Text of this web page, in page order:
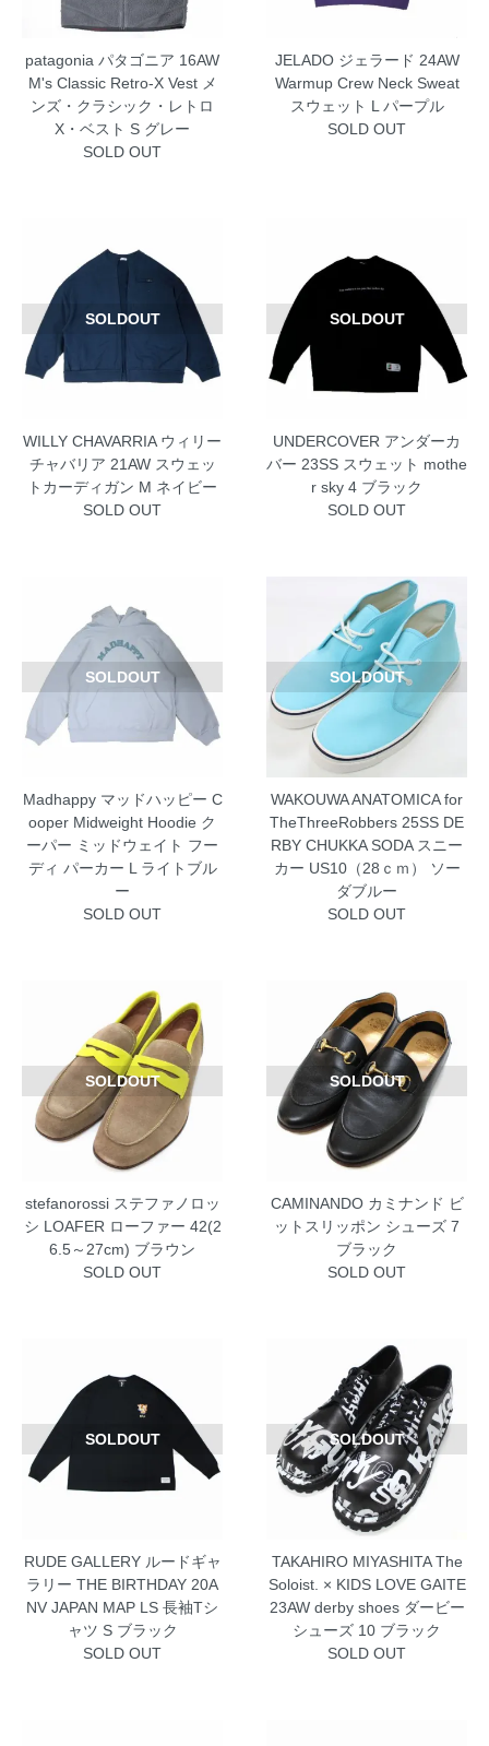
patagonia パタゴニア 16AW
M's Classic Retro-X Vest メ
ンズ・クラシック・レトロ
X・ベスト S グレー
SOLD OUT
JELADO ジェラード 24AW
Warmup Crew Neck Sweat
スウェット L パープル
SOLD OUT
SOLDOUT
WILLY CHAVARRIA ウィリー
チャバリア 21AW スウェッ
トカーディガン M ネイビー
SOLD OUT
SOLDOUT
UNDERCOVER アンダーカ
バー 23SS スウェット mothe
r sky 4 ブラック
SOLD OUT
SOLDOUT
Madhappy マッドハッピー C
ooper Midweight Hoodie ク
ーパー ミッドウェイト フー
ディ パーカー L ライトブル
ー
SOLD OUT
SOLDOUT
WAKOUWA ANATOMICA for
TheThreeRobbers 25SS DE
RBY CHUKKA SODA スニー
カー US10（28ｃｍ） ソー
ダブルー
SOLD OUT
SOLDOUT
stefanorossi ステファノロッ
シ LOAFER ローファー 42(2
6.5～27cm) ブラウン
SOLD OUT
SOLDOUT
CAMINANDO カミナンド ビ
ットスリッポン シューズ 7
ブラック
SOLD OUT
SOLDOUT
RUDE GALLERY ルードギャ
ラリー THE BIRTHDAY 20A
NV JAPAN MAP LS 長袖Tシ
ャツ S ブラック
SOLD OUT
SOLDOUT
TAKAHIRO MIYASHITA The
Soloist. × KIDS LOVE GAITE
23AW derby shoes ダービー
シューズ 10 ブラック
SOLD OUT